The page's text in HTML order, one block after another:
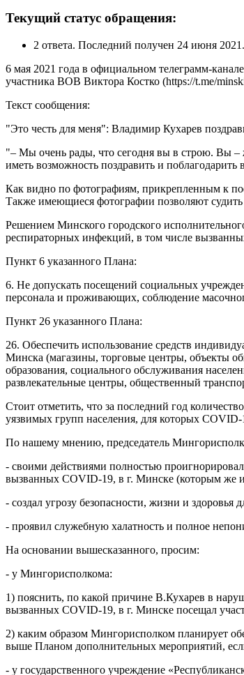
Текущий статус обращения:
2 ответа. Последний получен 24 июня 2021.
6 мая 2021 года в официальном телеграмм-
участника ВОВ Виктора Костко (https://t.me/
Текст сообщения:
"Это честь для меня": Владимир Кухарев
"– Мы очень рады, что сегодня вы в строю. Вы –
иметь возможность поздравить и
Как видно по фотографиям, прикрепленным к
Также имеющиеся фотографии позволяют
Решением Минского городского
респираторных инфекций, в том числе
Пункт 6 указанного Плана:
6. Не допускать посещений социальных
персонала и проживающих, соблюдение
Пункт 26 указанного Плана:
26. Обеспечить использование средств
Минска (магазины, торговые центры, объекты
образования, социального обслуживания
развлекательные центры, общественный
Стоит отметить, что за последний год
уязвимых групп населения, для которых COVID-
По нашему мнению, председатель
- своими действиями полностью
вызванных COVID-19, в г. Минске (которым же
- создал угрозу безопасности, жизни и
- проявил служебную халатность и полное
На основании вышесказанного, просим:
- у Мингорисполкома:
1) пояснить, по какой причине В.Кухарев в
вызванных COVID-19, в г. Минске посещал
2) каким образом Мингорисполком планирует
выше Планом дополнительных мероприятий,
- у государственного учреждение